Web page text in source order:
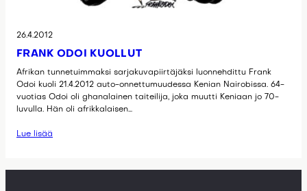
26.4.2012
FRANK ODOI KUOLLUT
Afrikan tunnetuimmaksi sarjakuvapiirtäjäksi luonnehdittu Frank
Odoi kuoli 21.4.2012 auto-onnettumuudessa Kenian Nairobissa. 64-
vuotias Odoi oli ghanalainen taiteilija, joka muutti Keniaan jo 70-
luvulla. Hän oli afrikkalaisen…
Lue lisää